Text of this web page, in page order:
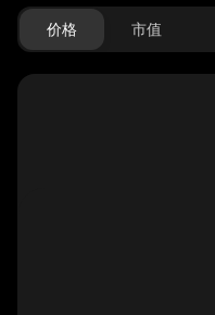
价格 市值